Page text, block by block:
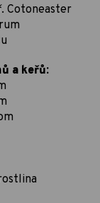
Cotoneaster
a keřů: